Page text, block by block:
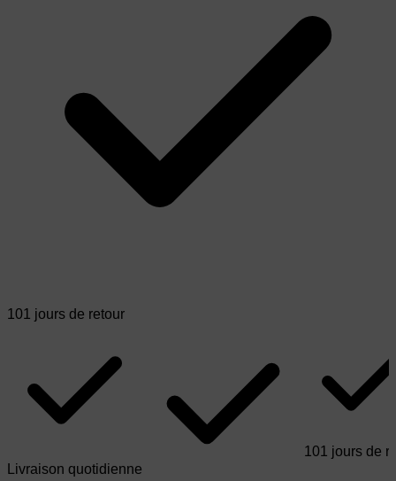
101 jours de retour
Livraison quotidienne
101 jours de